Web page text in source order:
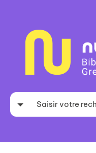
recherche